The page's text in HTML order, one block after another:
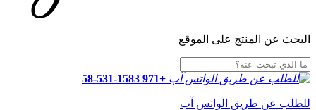
البحث عن المنتج على الموقع
+971 58-531-1583
للطلب عن طريق الواتس آب